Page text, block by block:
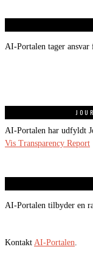
AI-Portalen tager
AI-Portalen har udfyldt
Vis Transparency Report
AI-Portalen tilbyder en
Kontakt AI-Portalen